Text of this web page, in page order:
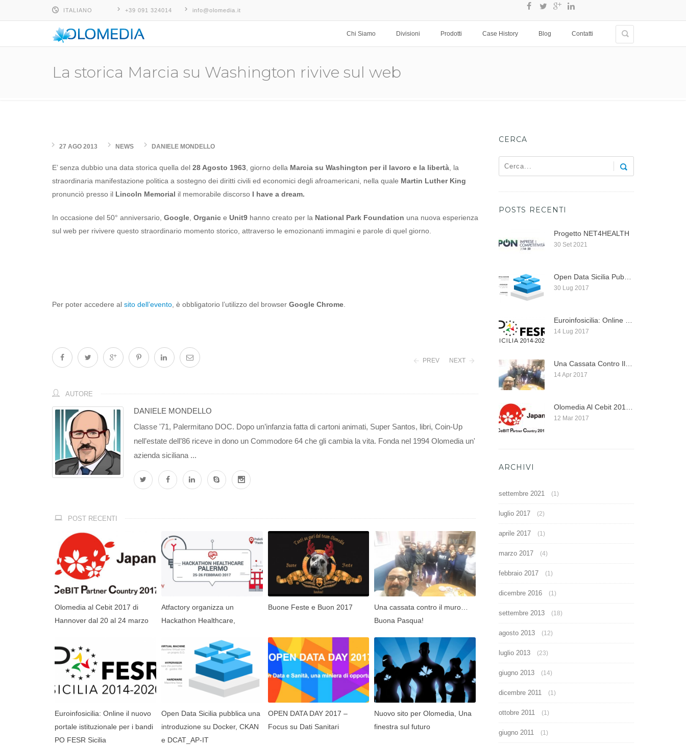
ITALIANO
ESPAÑOL
+39 091 324014 info@olomedia.it
Chi Siamo Divisioni Prodotti Case History Blog Contatti
La storica Marcia su Washington rivive sul web
27 AGO 2013 NEWS DANIELE MONDELLO
E’ senza dubbio una data storica quella del 28 Agosto 1963 , giorno della Marcia su Washington per il lavoro e la libertà , la
straordinaria manifestazione politica a sostegno dei diritti civili ed economici degli afroamericani, nella quale Martin Luther King
pronunciò presso il Lincoln Memorial il memorabile discorso I have a dream.
In occasione del 50° anniversario, Google Organic e Unit9 hanno creato per la National Park Foundation una nuova esperienza
sul web per rivivere questo straordinario momento storico, attraverso le emozionanti immagini e parole di quel giorno.
Per poter accedere al sito dell’evento , è obbligatorio l’utilizzo del browser Google Chrome
PREV NEXT
AUTORE
DANIELE MONDELLO
Classe '71, Palermitano DOC. Dopo un’infanzia fatta di cartoni animati, Super Santos, libri, Coin-Up
nell’estate dell’86 riceve in dono un Commodore 64 che gli cambia la vita. Fonda nel 1994 Olomedia un'
azienda siciliana ...
POST RECENTI
Olomedia al Cebit 2017 di
Hannover dal 20 al 24 marzo
Atfactory organizza un
Hackathon Healthcare,
Buone Feste e Buon 2017
Una cassata contro il muro…
Buona Pasqua!
Euroinfosicilia: Online il nuovo
portale istituzionale per i bandi
PO FESR Sicilia
Open Data Sicilia pubblica una
introduzione su Docker, CKAN
e DCAT_AP-IT
OPEN DATA DAY 2017 –
Focus su Dati Sanitari
Nuovo sito per Olomedia, Una
finestra sul futuro
CERCA
POSTS RECENTI
Progetto NET4HEALTH
30 Set 2021
30 Lug 2017
14 Lug 2017
14 Apr 2017
12 Mar 2017
ARCHIVI
settembre 2021 (1)
luglio 2017 (2)
aprile 2017 (1)
marzo 2017 (4)
febbraio 2017 (1)
dicembre 2016 (1)
settembre 2013 (18)
agosto 2013 (12)
luglio 2013 (23)
giugno 2013 (14)
dicembre 2011 (1)
ottobre 2011 (1)
giugno 2011 (1)